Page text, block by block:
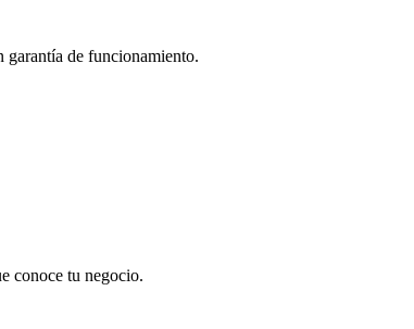
garantía de funcionamiento.
conoce tu negocio.